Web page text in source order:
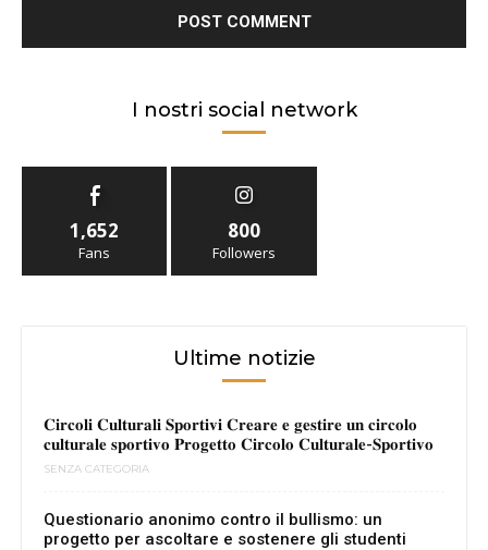
I nostri social network
1,652
Fans
800
Followers
Ultime notizie
𝐂𝐢𝐫𝐜𝐨𝐥𝐢 𝐂𝐮𝐥𝐭𝐮𝐫𝐚𝐥𝐢 𝐒𝐩𝐨𝐫𝐭𝐢𝐯𝐢 𝐂𝐫𝐞𝐚𝐫𝐞 𝐞 𝐠𝐞𝐬𝐭𝐢𝐫𝐞 𝐮𝐧 𝐜𝐢𝐫𝐜𝐨𝐥𝐨
𝐜𝐮𝐥𝐭𝐮𝐫𝐚𝐥𝐞 𝐬𝐩𝐨𝐫𝐭𝐢𝐯𝐨 𝐏𝐫𝐨𝐠𝐞𝐭𝐭𝐨 𝐂𝐢𝐫𝐜𝐨𝐥𝐨 𝐂𝐮𝐥𝐭𝐮𝐫𝐚𝐥𝐞-𝐒𝐩𝐨𝐫𝐭𝐢𝐯𝐨
SENZA CATEGORIA
Questionario anonimo contro il bullismo: un
progetto per ascoltare e sostenere gli studenti